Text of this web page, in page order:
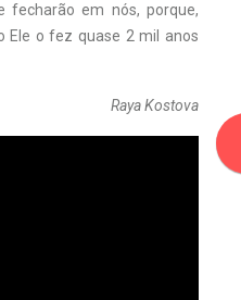
fecharão em nós, porque,
Ele o fez quase 2 mil anos
Raya Kostova